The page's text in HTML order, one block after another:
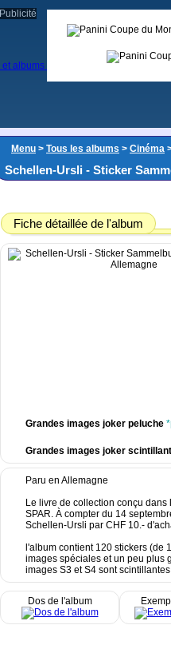
Menu > Tous les albums > Cinéma
Schellen-Ursli - Sticker
Fiche détaillée de l'album
Grandes images joker peluche
Grandes images joker
Paru en Allemagne
Le livre de collection conçu
SPAR. À compter du 14
Schellen-Ursli par CHF 10.-
l'album contient 120 stickers (de
images spéciales et un peu plus
images S3 et S4 sont
Dos de l'album
Publicité